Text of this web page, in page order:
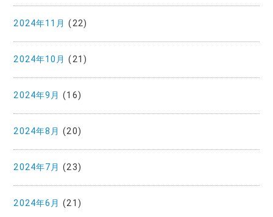
2024年11月 (22)
2024年10月 (21)
2024年9月 (16)
2024年8月 (20)
2024年7月 (23)
2024年6月 (21)